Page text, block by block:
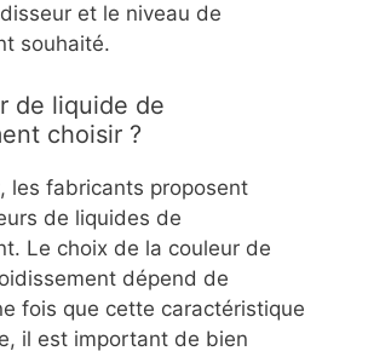
et le niveau de
souhaité.
de liquide de
choisir ?
les fabricants proposent
de liquides de
Le choix de la couleur de
dépend de
fois que cette caractéristique
il est important de bien